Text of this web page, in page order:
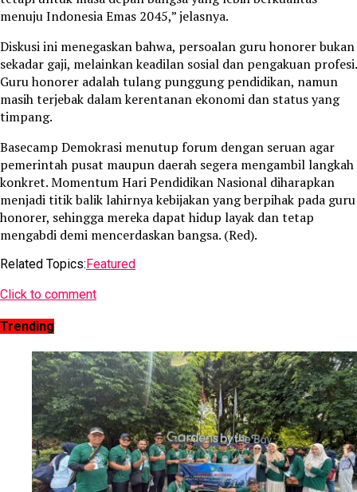
menuju Indonesia Emas 2045,” jelasnya.
Diskusi ini menegaskan bahwa, persoalan guru honorer bukan
sekadar gaji, melainkan keadilan sosial dan pengakuan profesi.
Guru honorer adalah tulang punggung pendidikan, namun
masih terjebak dalam kerentanan ekonomi dan status yang
timpang.
Basecamp Demokrasi menutup forum dengan seruan agar
pemerintah pusat maupun daerah segera mengambil langkah
konkret. Momentum Hari Pendidikan Nasional diharapkan
menjadi titik balik lahirnya kebijakan yang berpihak pada guru
honorer, sehingga mereka dapat hidup layak dan tetap
mengabdi demi mencerdaskan bangsa. (Red).
Related Topics:Featured
Click to comment
Trending